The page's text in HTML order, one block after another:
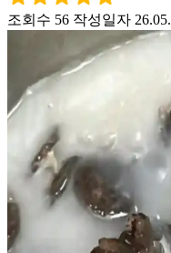
조회수 56 작성일자